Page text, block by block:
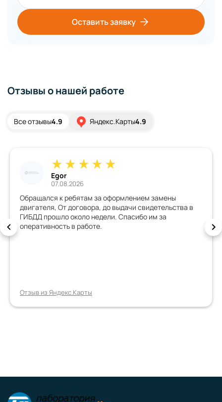
Оставить заявку
Отзывы о нашей работе
Все отзывы4.9 Яндекс.Карты4.9
Egor
07.08.2026
Обращался к ребятам за оформлением замены
двигателя, От договора, до выдачи свидетельства в
ГИБДД прошло около недели. Спасибо им за
оперативность в работе.
Отзыв из Яндекс.Карты